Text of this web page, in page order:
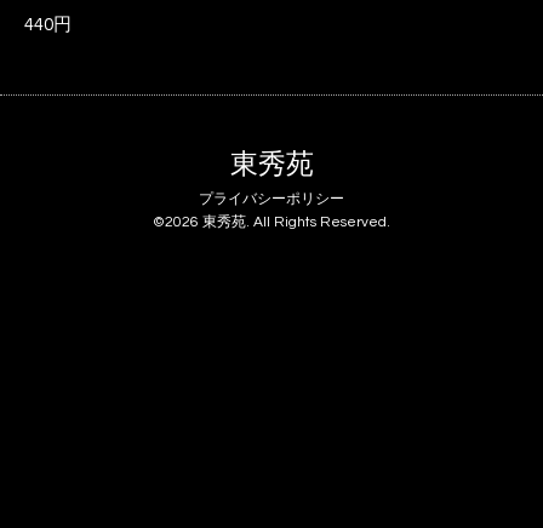
440円
東秀苑
プライバシーポリシー
©2026 東秀苑. All Rights Reserved.